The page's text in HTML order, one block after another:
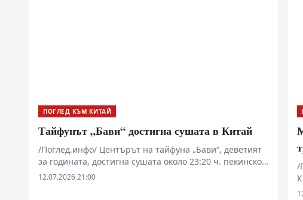
ПОГЛЕД КЪМ КИТАЙ
Тайфунът „Бави“ достигна сушата в Китай
/Поглед.инфо/ Центърът на тайфуна „Бави“, деветият
за годината, достигна сушата около 23:20 ч. пекинско
време в петък в района на град Тайджоу, провинция
12.07.2026 21:00
/